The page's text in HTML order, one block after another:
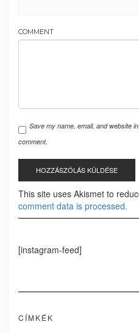
COMMENT
Save my name, email, and website
comment.
This site uses Akismet to
comment data is processed.
[instagram-feed]
CÍMKÉK